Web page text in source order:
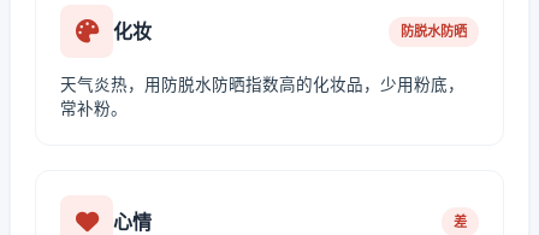
化妆 防脱水防晒
天气炎热，用防脱水防晒指数高的化妆品，少用粉底，
常补粉。
心情 差